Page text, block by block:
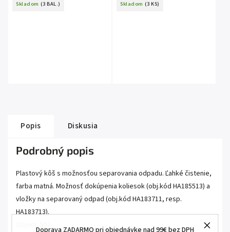
Doprava ZADARMO pri objednávke nad 99€ bez DPH
Skladom (3 BAL.) Skladom (3 KS)
Popis Diskusia
Podrobný popis
Plastový kôš s možnosťou separovania odpadu. Ľahké čistenie,
farba matná. Možnosť dokúpenia koliesok (obj.kód HA185513) a
vložky na separovaný odpad (obj.kód HA183711, resp.
HA183713).
Objem: 50 l